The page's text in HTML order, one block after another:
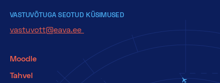
VASTUVÕTUGA SEOTUD KÜSIMUSED
vastuvott@eava.ee
Moodle
Tahvel